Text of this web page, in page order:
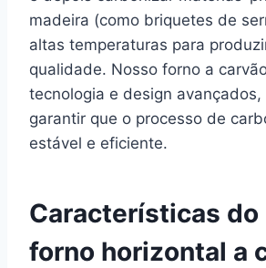
madeira (como briquetes de
altas temperaturas para
qualidade. Nosso forno a
tecnologia e design avançados,
garantir que o processo de
estável e eficiente.
Características do
forno horizontal a